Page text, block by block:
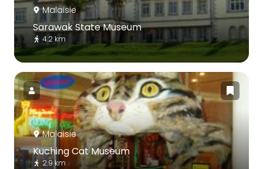
Malaisie
Sarawak State Museum
4.2 km
Malaisie
Kuching Cat Museum
2.9 km